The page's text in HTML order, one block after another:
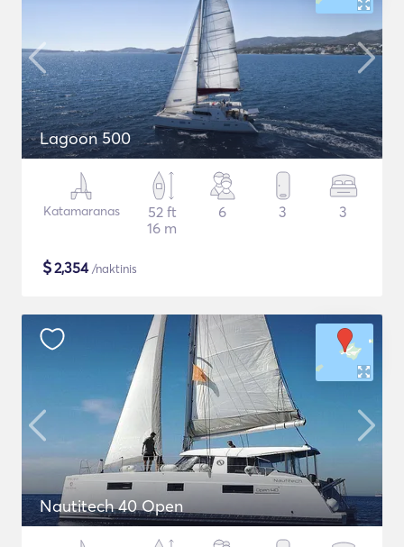
Lagoon 500
Katamaranas
52 ft
16 m
6 3 3
$2,354/naktinis
Nautitech 40 Open